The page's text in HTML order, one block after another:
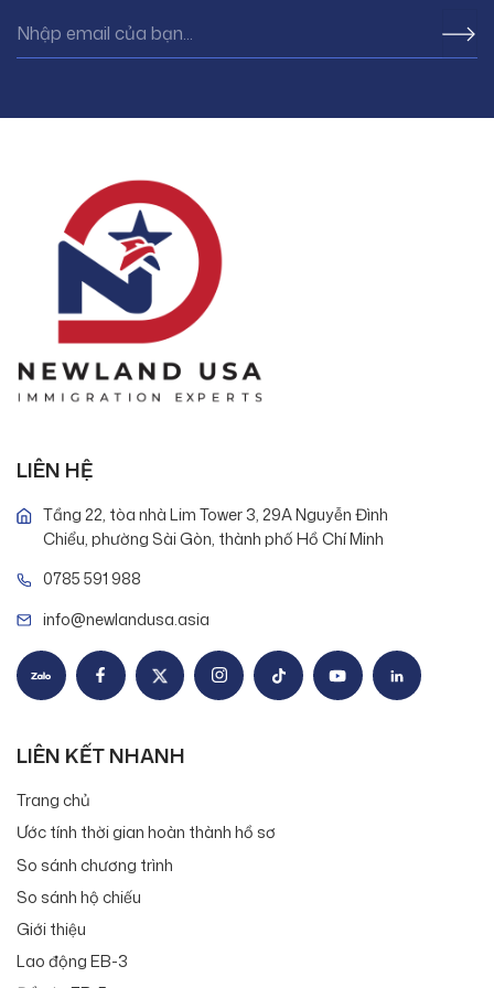
LIÊN HỆ
Tầng 22, tòa nhà Lim Tower 3, 29A Nguyễn Đình
Chiểu, phường Sài Gòn, thành phố Hồ Chí Minh
0785 591 988
info@newlandusa.asia
LIÊN KẾT NHANH
Trang chủ
Ước tính thời gian hoàn thành hồ sơ
So sánh chương trình
So sánh hộ chiếu
Giới thiệu
Lao động EB-3